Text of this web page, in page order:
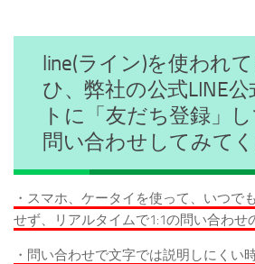
line(ライン)を使われ
ひ、弊社の公式LINE
トに「友だち登録」
問い合わせしてみてく
・スマホ、ケータイを使って、いつで
せず、リアルタイムで1:1の問い合わせ
・問い合わせで文字では説明しにくい